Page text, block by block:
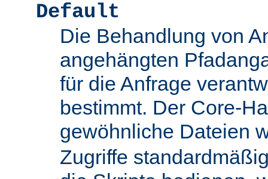
Default
Die Behandlung von
angehängten
für die Anfrage
bestimmt. Der Core-
gewöhnliche Dateien
Zugriffe